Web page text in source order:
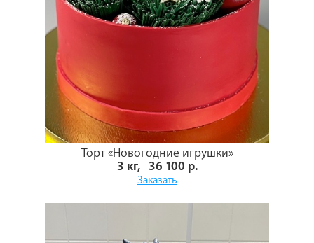
Торт «Новогодние игрушки»
3 кг, 36 100 р.
Заказать